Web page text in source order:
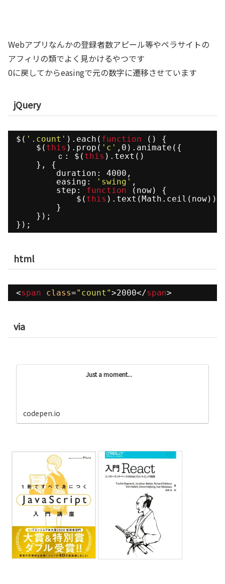
Webアプリなんかの登録者数アピール等やペラサイトの
アフィリの類でよく見かけるやつです
0に戻してからeasingで元の数字に遷移させています
jQuery
$( '.count' ).each( function
() {
$( this ).prop( 'c' ,0).animate({
ｃ: $( this ).text()
}, {
duration: 4000,
easing:
'swing' ,
step: function
(now) {
$( this ).text(Math.ceil(now));
}
});
});
html
<span class="count">2000</span>
via
Just a moment...
codepen.io